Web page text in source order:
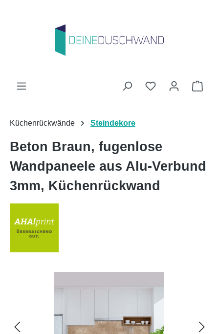
Du hast 0
Küchenrückwände Steindekore
Beton Braun, fugenlose
Wandpaneele aus Alu-Verbund
3mm, Küchenrückwand